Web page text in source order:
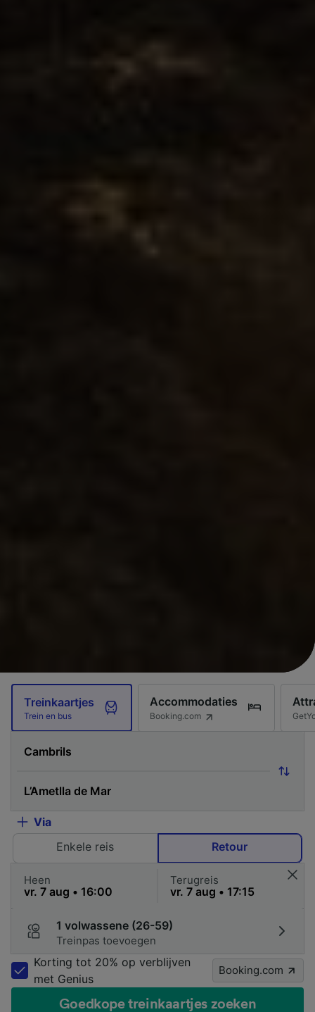
Treinkaartjes
Trein en bus
Accommodaties
Booking.com
Via
Enkele reis
Retour
Heen Terugreis
1 volwassene (26-59)
Treinpas toevoegen
Korting tot 20% op verblijven
met Genius
Booking.com
Goedkope treinkaartjes zoeken